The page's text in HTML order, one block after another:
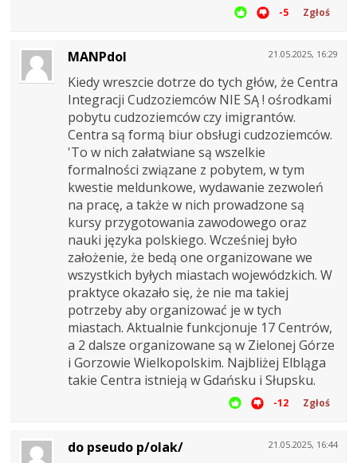
-5 Zgłoś
21.05.2025, 16:29
MANPdol
Kiedy wreszcie dotrze do tych głów, że Centra
Integracji Cudzoziemców NIE SĄ ! ośrodkami
pobytu cudzoziemców czy imigrantów.
Centra są formą biur obsługi cudzoziemców.
'To w nich załatwiane są wszelkie
formalności związane z pobytem, w tym
kwestie meldunkowe, wydawanie zezwoleń
na pracę, a także w nich prowadzone są
kursy przygotowania zawodowego oraz
nauki języka polskiego. Wcześniej było
założenie, że bedą one organizowane we
wszystkich byłych miastach wojewódzkich. W
praktyce okazało się, że nie ma takiej
potrzeby aby organizować je w tych
miastach. Aktualnie funkcjonuje 17 Centrów,
a 2 dalsze organizowane są w Zielonej Górze
i Gorzowie Wielkopolskim. Najbliżej Elbląga
takie Centra istnieją w Gdańsku i Słupsku.
-12 Zgłoś
21.05.2025, 16:44
do pseudo p/olak/